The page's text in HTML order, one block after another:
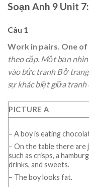
Soạn Anh 9 Unit
Câu 1
Work in pairs. One
theo cặp. Một bạn
vào bức tranh B ở
sự khác biệt giữa tranh
PICTURE A
– A boy is eating
– On the table there are
such as crisps, a
drinks, and sweets.
– The boy looks fat.